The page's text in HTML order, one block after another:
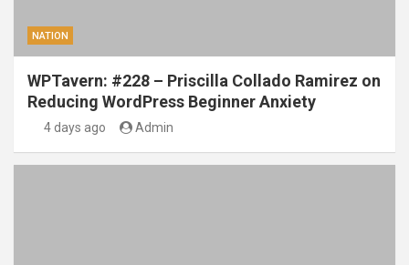
NATION
WPTavern: #228 – Priscilla Collado Ramirez on
Reducing WordPress Beginner Anxiety
4 days ago Admin